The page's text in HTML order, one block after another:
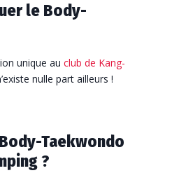
le Body-
unique au club de Kang-
nulle part ailleurs !
Taekwondo
?